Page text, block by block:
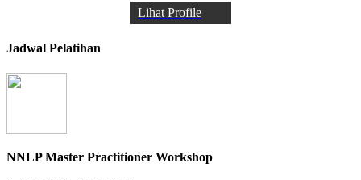
Lihat Profile
Jadwal Pelatihan
NNLP Master Practitioner Workshop